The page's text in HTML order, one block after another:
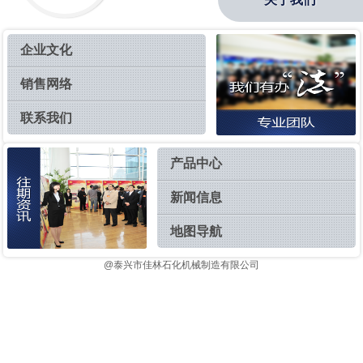
企业文化
销售网络
联系我们
产品中心
新闻信息
地图导航
@泰兴市佳林石化机械制造有限公司